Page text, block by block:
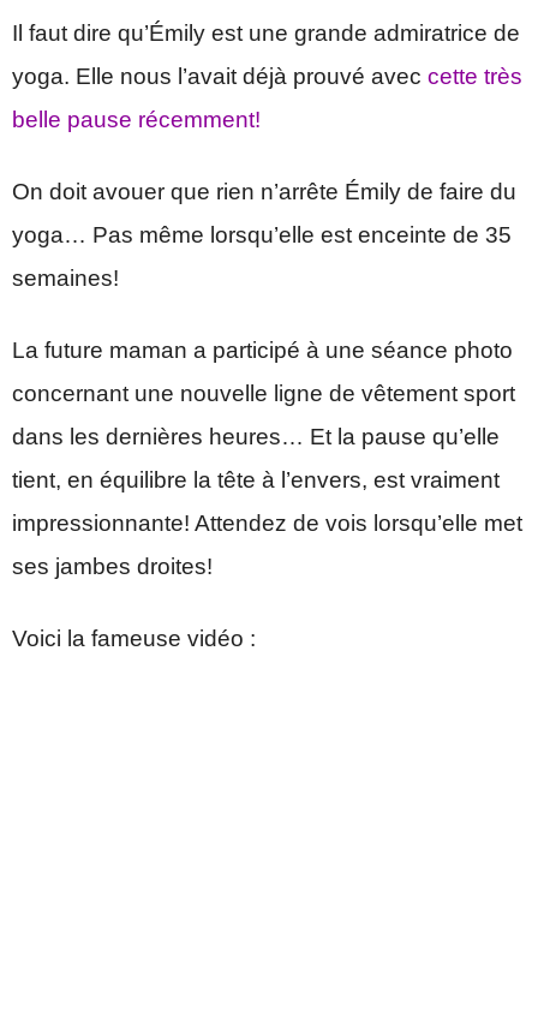
Il faut dire qu’Émily est une grande admiratrice de
yoga. Elle nous l’avait déjà prouvé avec cette très
belle pause récemment!
On doit avouer que rien n’arrête Émily de faire du
yoga… Pas même lorsqu’elle est enceinte de 35
semaines!
La future maman a participé à une séance photo
concernant une nouvelle ligne de vêtement sport
dans les dernières heures… Et la pause qu’elle
tient, en équilibre la tête à l’envers, est vraiment
impressionnante! Attendez de vois lorsqu’elle met
ses jambes droites!
Voici la fameuse vidéo :